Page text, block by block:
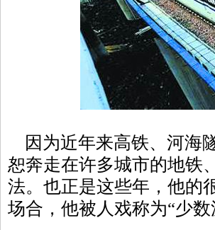
因为近年来高铁、河海
恕奔走在许多城市的地铁
法。也正是这些年，他的
场合，他被人戏称为“少数